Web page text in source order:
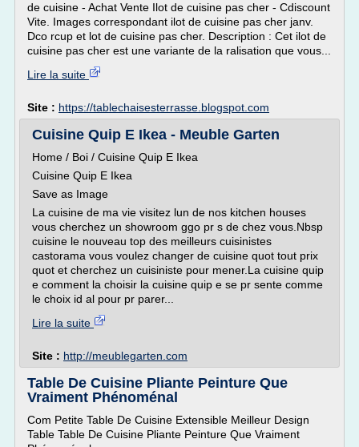
de cuisine - Achat Vente Ilot de cuisine pas cher - Cdiscount
Vite. Images correspondant ilot de cuisine pas cher janv.
Dco rcup et lot de cuisine pas cher. Description : Cet ilot de
cuisine pas cher est une variante de la ralisation que vous...
Lire la suite
Site : https://tablechaisesterrasse.blogspot.com
Cuisine Quip E Ikea - Meuble Garten
Home / Boi / Cuisine Quip E Ikea
Cuisine Quip E Ikea
Save as Image
La cuisine de ma vie visitez lun de nos kitchen houses
vous cherchez un showroom ggo pr s de chez vous.Nbsp
cuisine le nouveau top des meilleurs cuisinistes
castorama vous voulez changer de cuisine quot tout prix
quot et cherchez un cuisiniste pour mener.La cuisine quip
e comment la choisir la cuisine quip e se pr sente comme
le choix id al pour pr parer...
Lire la suite
Site : http://meublegarten.com
Table De Cuisine Pliante Peinture Que
Vraiment Phénoménal
Com Petite Table De Cuisine Extensible Meilleur Design
Table Table De Cuisine Pliante Peinture Que Vraiment